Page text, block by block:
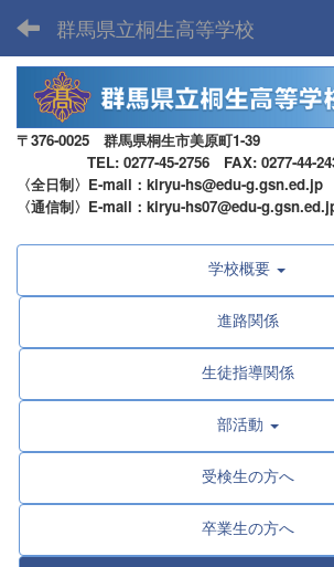
群馬県立桐生高等学校
〒376-0025 群馬県桐生市美原町1-39
TEL: 0277-45-2756 FAX: 0277-44-
〈全日制〉E-mail：kiryu-hs@edu-g.gsn.ed.jp
〈通信制〉E-mail：kiryu-hs07@edu-
学校概要
進路関係
生徒指導関係
部活動
受検生の方へ
卒業生の方へ